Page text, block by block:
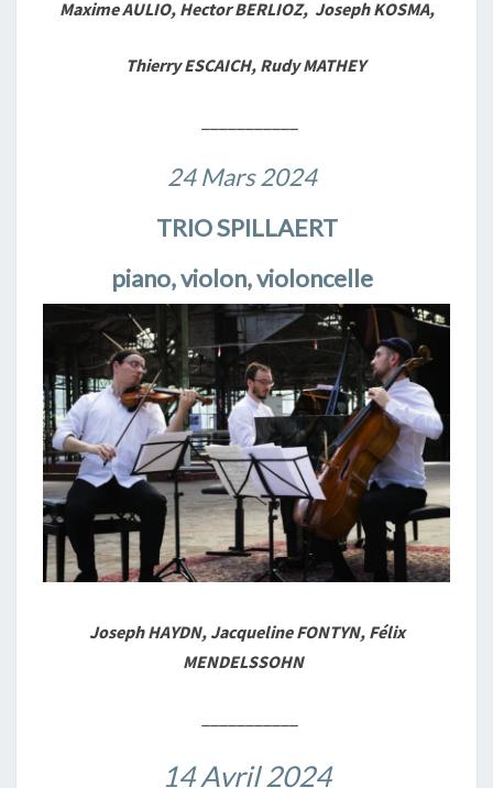
Maxime AULIO, Hector BERLIOZ, Joseph KOSMA,
Thierry ESCAICH, Rudy MATHEY
24 Mars 2024
TRIO SPILLAERT
piano, violon, violoncelle
Joseph HAYDN, Jacqueline FONTYN, Félix
MENDELSSOHN
14 Avril 2024